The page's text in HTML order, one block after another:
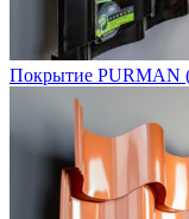
Покрытие PURMAN